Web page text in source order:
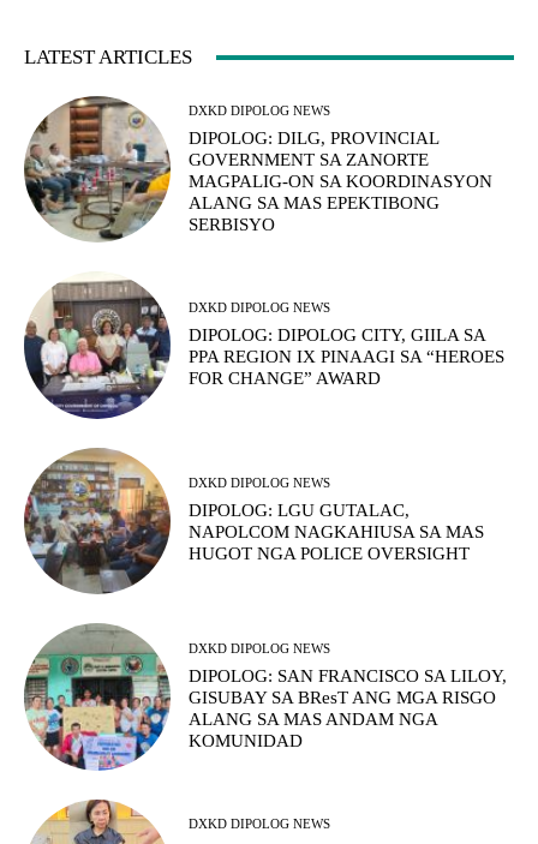
LATEST ARTICLES
DXKD DIPOLOG NEWS
DIPOLOG: DILG, PROVINCIAL
GOVERNMENT SA ZANORTE
MAGPALIG-ON SA KOORDINASYON
ALANG SA MAS EPEKTIBONG
SERBISYO
DXKD DIPOLOG NEWS
DIPOLOG: DIPOLOG CITY, GIILA SA
PPA REGION IX PINAAGI SA “HEROES
FOR CHANGE” AWARD
DXKD DIPOLOG NEWS
DIPOLOG: LGU GUTALAC,
NAPOLCOM NAGKAHIUSA SA MAS
HUGOT NGA POLICE OVERSIGHT
DXKD DIPOLOG NEWS
DIPOLOG: SAN FRANCISCO SA LILOY,
GISUBAY SA BResT ANG MGA RISGO
ALANG SA MAS ANDAM NGA
KOMUNIDAD
DXKD DIPOLOG NEWS